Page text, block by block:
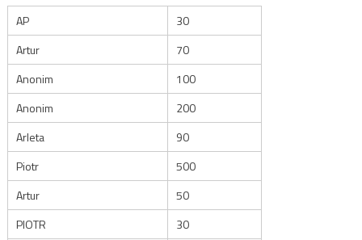
AP
30
Artur
70
Anonim
100
Anonim
200
Arleta
90
Piotr
500
Artur
50
PIOTR
30